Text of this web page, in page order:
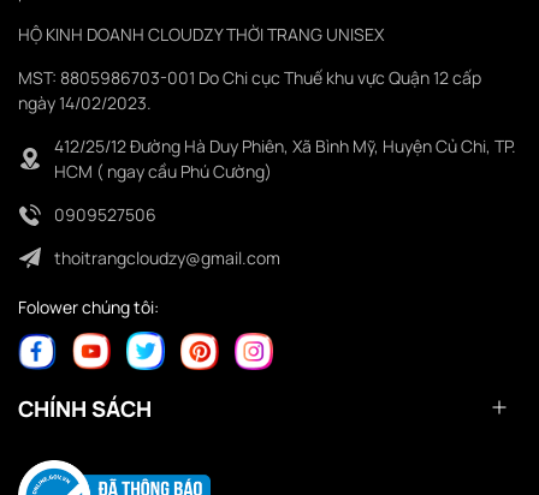
HỘ KINH DOANH CLOUDZY THỜI TRANG UNISEX
MST: 8805986703-001 Do Chi cục Thuế khu vực Quận 12 cấp
ngày 14/02/2023.
412/25/12 Đường Hà Duy Phiên, Xã Bình Mỹ, Huyện Củ Chi, TP.
HCM ( ngay cầu Phú Cường)
0909527506
thoitrangcloudzy@gmail.com
Folower chúng tôi:
CHÍNH SÁCH